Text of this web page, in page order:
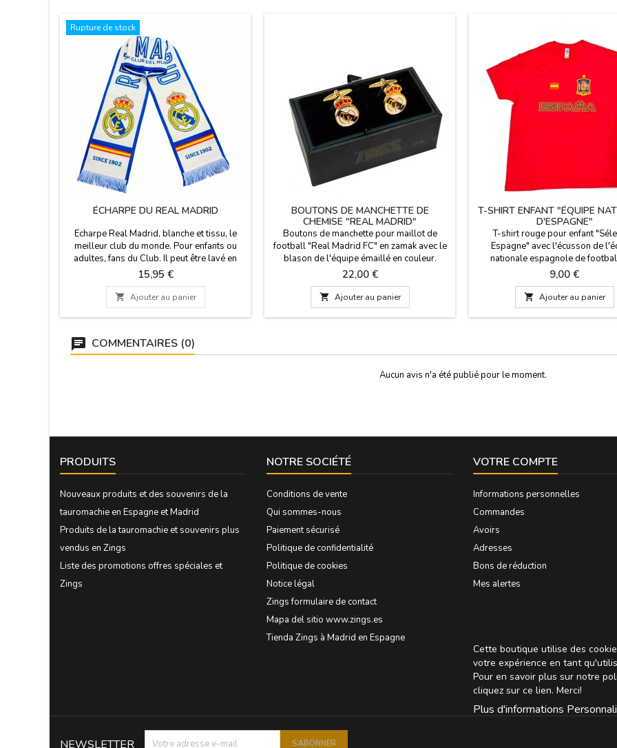
Rupture de stock
ÉCHARPE DU REAL MADRID
Echarpe Real Madrid, blanche et tissu, le
meilleur club du monde. Pour enfants ou
adultes, fans du Club. Il peut être lavé en
machine à froid. Produit officiel, en
bleu. Mesures: 140 cm. longue et 20 cm. de
large. Poids 140 gr.
Prix
15,95 €
 Ajouter au panier
BOUTONS DE MANCHETTE DE
CHEMISE "REAL MADRID"
Boutons de manchette pour maillot de
football "Real Madrid FC" en zamak avec le
blason de l'équipe émaillé en couleur.
Portez ces magnifiques boutons de
manchette pour montrer votre passion pour
le football et votre équipe. Le cadeau idéal
pour les plus grands fans de football et de
l'équipe du Real Madrid CF.
Prix
22,00 €
 Ajouter au panier
T-SHIRT ENFANT "ÉQUIPE
D'ESPAGNE"
T-shirt rouge pour enfant
Espagne" avec l'écusson de
nationale espagnole de
drapeau espagnol, tailles
coton lavé à l'eau froide.
Prix
9,00 €
 Ajouter au panier
COMMENTAIRES (0)
Aucun avis n'a été publié pour le moment.
PRODUITS
Nouveaux produits et des souvenirs de la
tauromachie en Espagne et Madrid
Produits de la tauromachie et souvenirs plus
vendus en Zings
Liste des promotions offres spéciales et
Zings
NOTRE SOCIÉTÉ
Conditions de vente
Qui sommes-nous
Paiement sécurisé
Politique de confidentialité
Politique de cookies
Notice légal
Zings formulaire de contact
Mapa del sitio www.zings.es
Tienda Zings à Madrid en Espagne
VOTRE COMPTE
Informations personnelles
Commandes
Avoirs
Adresses
Bons de réduction
Mes alertes
Cette boutique utilise des
votre expérience en tant
Pour en savoir plus sur notre
cliquez sur ce lien. Merci!
Plus d'informations
NEWSLETTER